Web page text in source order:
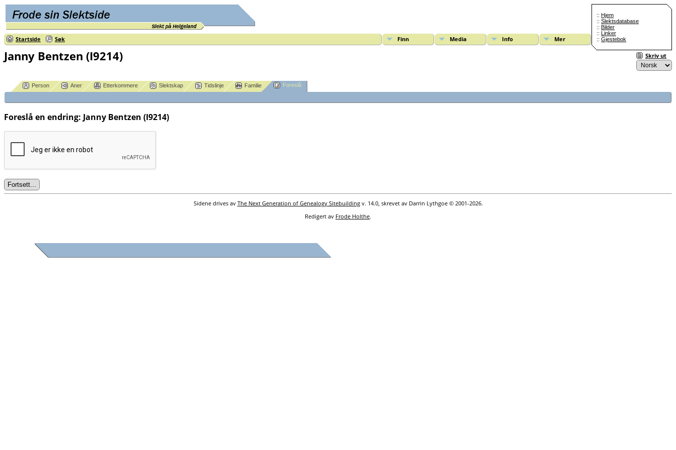
:: Hjem
:: Slektsdatabase
:: Bilder
:: Linker
:: Gjestebok
Finn Media Info Mer
Startside Søk
Skriv ut
Janny Bentzen (I9214)
Person Aner Etterkommere Slektskap Tidslinje Familie Foreslå
Foreslå en endring: Janny Bentzen (I9214)
Sidene drives av The Next Generation of Genealogy Sitebuildingv. 14.0, skrevet av Darrin Lythgoe © 2001-2026.
Redigert av Frode Holthe.